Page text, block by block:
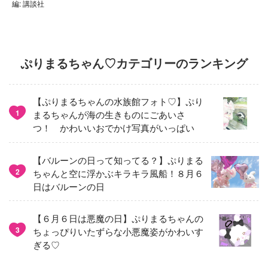
編: 講談社
ぷりまるちゃん♡カテゴリーのランキング
1
【ぷりまるちゃんの水族館フォト♡】ぷり
まるちゃんが海の生きものにごあいさ
つ！ かわいいおでかけ写真がいっぱい
2
【バルーンの日って知ってる？】ぷりまる
ちゃんと空に浮かぶキラキラ風船！８月６
日はバルーンの日
3
【６月６日は悪魔の日】ぷりまるちゃんの
ちょっぴりいたずらな小悪魔姿がかわいす
ぎる♡